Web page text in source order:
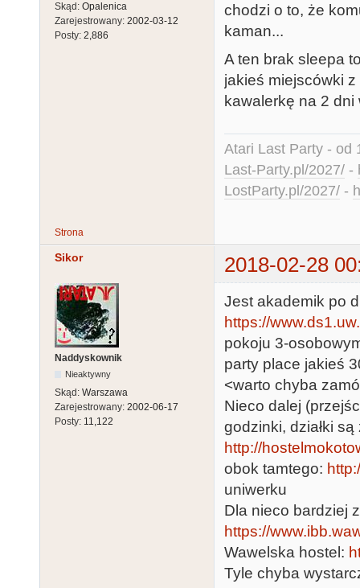
Skąd: Opalenica
Zarejestrowany: 2002-03-12
Posty: 2,886
chodzi o to, że
kaman...
A ten brak sleepa
jakieś miejscówki
kawalerkę na 2 dni
Atari Last Party - od
Last-Party.pl/2027/ -
LostParty.pl/2027/ -
Strona
Sikor 2018-02-28
Naddyskownik
Nieaktywny
Skąd: Warszawa
Zarejestrowany: 2002-06-17
Posty: 11,122
Jest akademik po
https://
pokoju 3-
party place jakieś
<warto chyba
Nieco dalej
godzinki, działki
http://
obok tamtego:
uniwerku
Dla nieco bardziej
https://
Wawelska hostel:
Tyle chyba